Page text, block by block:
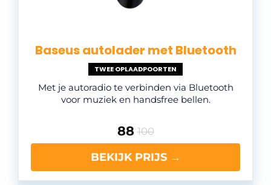
Baseus autolader met Bluetooth
TWEE OPLAADPOORTEN
Met je autoradio te verbinden via Bluetooth
voor muziek en handsfree bellen.
88 100
BEKIJK PRIJS →